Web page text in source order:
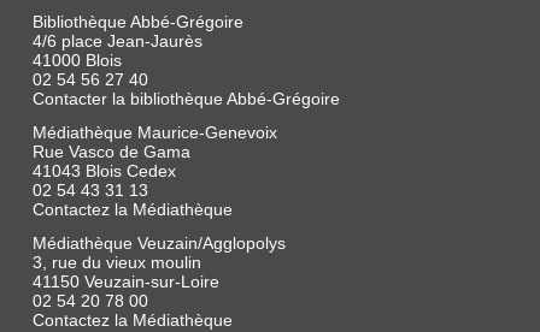
ENTRE
DEUX
GUERRES
SOUVENIRS
SUR
LA
M.J.
PAUL-
BONCOUR
Livre
|
Pioch,
Georges
|
Henri
Fabre
(Les
Hommes
du
Jour)
Bibliothèque Abbé-Grégoire
4/6 place Jean-Jaurès
41000 Blois
02 54 56 27 40
Contacter la bibliothèque Abbé-Grégoire
Médiathèque Maurice-Genevoix
Rue Vasco de Gama
41043 Blois Cedex
02 54 43 31 13
Contactez la Médiathèque
Médiathèque Veuzain/Agglopolys
3, rue du vieux moulin
41150 Veuzain-sur-Loire
02 54 20 78 00
Contactez la Médiathèque